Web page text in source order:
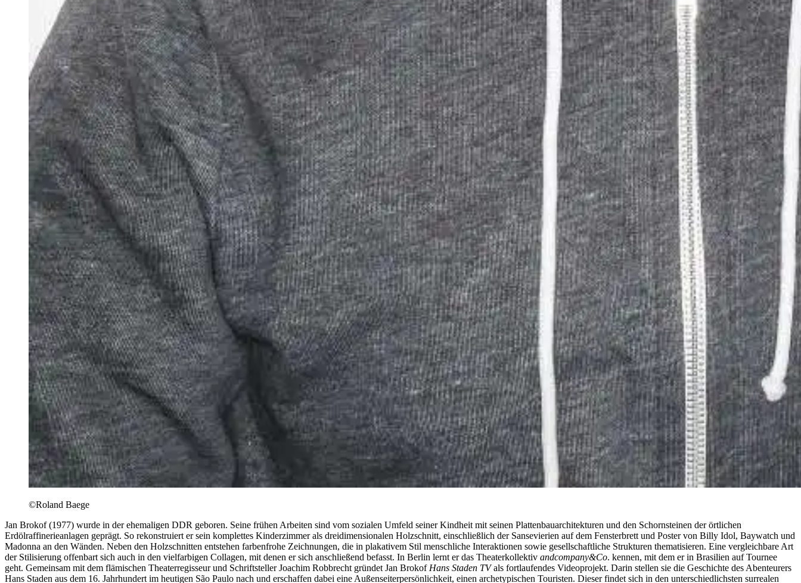
©Roland Baege
Jan Brokof (1977) wurde in der ehemaligen DDR geboren. Seine frühen Arbeiten sind vom sozialen Umfeld seiner Kindheit mit seinen Plattenbauarchitekturen und den Schornsteinen der örtlichen
Erdölraffinerieanlagen geprägt. So rekonstruiert er sein komplettes Kinderzimmer als dreidimensionalen Holzschnitt, einschließlich der Sansevierien auf dem Fensterbrett und Poster von Billy Idol, Baywatch und
Madonna an den Wänden. Neben den Holzschnitten entstehen farbenfrohe Zeichnungen, die in plakativem Stil menschliche Interaktionen sowie gesellschaftliche Strukturen thematisieren. Eine vergleichbare Art
der Stilisierung offenbart sich auch in den vielfarbigen Collagen, mit denen er sich anschließend befasst. In Berlin lernt er das Theaterkollektiv andcompany&Co. kennen, mit dem er in Brasilien auf Tournee
geht. Gemeinsam mit dem flämischen Theaterregisseur und Schriftsteller Joachim Robbrecht gründet Jan Brokof Hans Staden TVals fortlaufendes Videoprojekt. Darin stellen sie die Geschichte des Abenteurers
Hans Staden aus dem 16. Jahrhundert im heutigen São Paulo nach und erschaffen dabei eine Außenseiterpersönlichkeit, einen archetypischen Touristen. Dieser findet sich in den unterschiedlichsten surrealen